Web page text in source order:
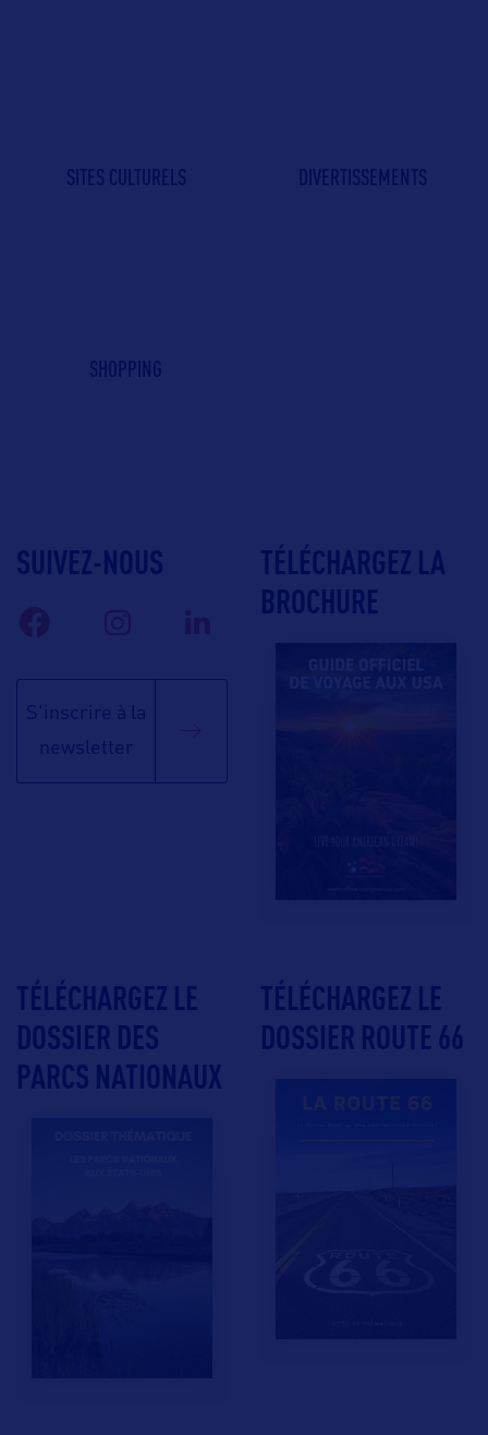
SITES CULTURELS DIVERTISSEMENTS
SHOPPING
SUIVEZ-NOUS
S'inscrire à la
newsletter
TÉLÉCHARGEZ LA
BROCHURE
TÉLÉCHARGEZ LE
DOSSIER DES
PARCS NATIONAUX
TÉLÉCHARGEZ LE
DOSSIER ROUTE 66